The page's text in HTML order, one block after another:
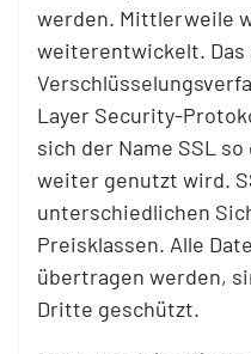
werden. Mittlerweile
weiterentwickelt. Das
Layer Security-
sich der Name SSL
weiter genutzt wird.
unterschiedlichen
Preisklassen. Alle
übertragen werden,
Dritte geschützt.